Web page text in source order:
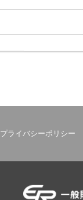
プライバシーポリシー